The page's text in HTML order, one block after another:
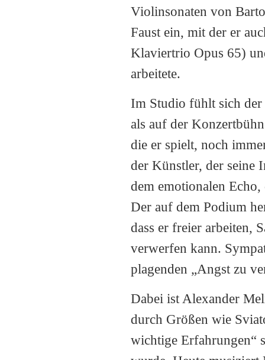
Violinsonaten von
Faust ein, mit der er
Klaviertrio Opus 65)
arbeitete.
Im Studio fühlt sich
als auf der
die er spielt, noch
der Künstler, der seine
dem emotionalen
Der auf dem Podium
dass er freier arbeiten,
verwerfen kann.
plagenden „Angst zu
Dabei ist Alexander
durch Größen wie
wichtige Erfahrungen“